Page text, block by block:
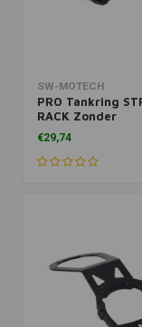
SW-MOTECH
PRO Tankring
RACK Zonder
Adapterplaat |
€29,74